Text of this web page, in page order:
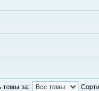
темы за: